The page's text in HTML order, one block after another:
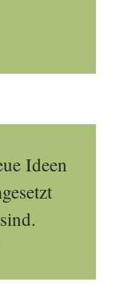
Ideen